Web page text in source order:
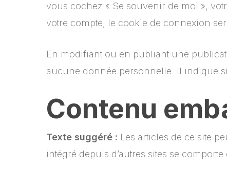
vous cochez « Se souvenir de moi »,
votre compte, le cookie de connexion
En modifiant ou en publiant une
aucune donnée personnelle. Il indique
Contenu
Texte suggéré : Les articles de ce site
intégré depuis d’autres sites se